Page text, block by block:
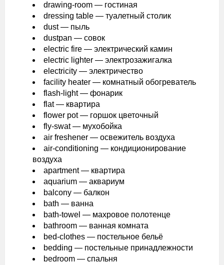
drawing-room — гостиная
dressing table — туалетный столик
dust — пыль
dustpan — совок
electric fire — электрический камин
electric lighter — электрозажигалка
electricity — электричество
facility heater — комнатный обогреватель
flash-light — фонарик
flat — квартира
flower pot — горшок цветочный
fly-swat — мухобойка
air freshener — освежитель воздуха
air-conditioning — кондиционирование
воздуха
apartment — квартира
aquarium — аквариум
balcony — балкон
bath — ванна
bath-towel — махровое полотенце
bathroom — ванная комната
bed-clothes — постельное бельё
bedding — постельные принадлежности
bedroom — спальня